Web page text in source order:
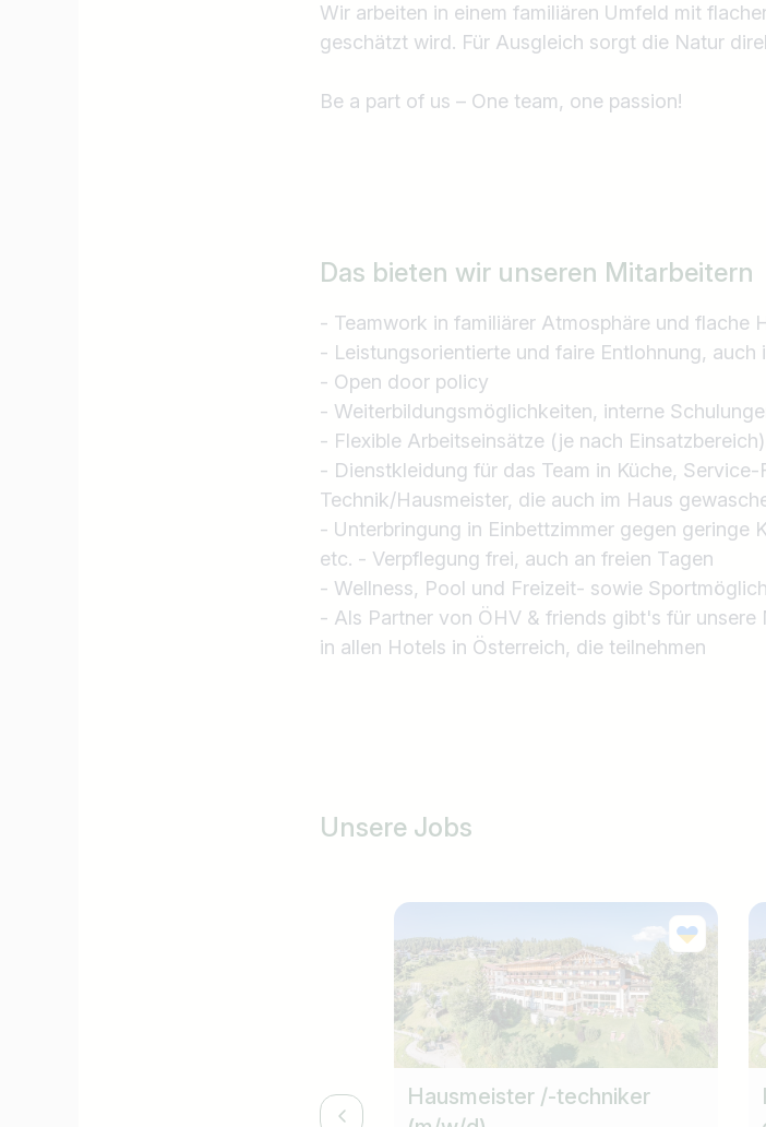
Wir arbeiten in einem familiären Umfeld mit
geschätzt wird. Für Ausgleich sorgt die Natur
Be a part of us – One team, one passion!
Das bieten wir unseren Mitarbeitern
- Teamwork in familiärer Atmosphäre und flache
- Leistungsorientierte und faire Entlohnung,
- Open door policy
- Weiterbildungsmöglichkeiten, interne
- Flexible Arbeitseinsätze (je nach
- Dienstkleidung für das Team in Küche,
Technik/Hausmeister, die auch im Haus
- Unterbringung in Einbettzimmer gegen geringe
etc. - Verpflegung frei, auch an freien Tagen
- Wellness, Pool und Freizeit- sowie
- Als Partner von ÖHV & friends gibt's für
in allen Hotels in Österreich, die teilnehmen
Unsere Jobs
Hausmeister /-techniker
Ich suche nach …
z.B. Österreich